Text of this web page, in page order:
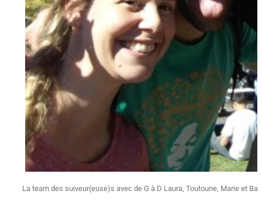
La team des suiveur(euse)s avec de G à D Laura, Toutoune, Marie et